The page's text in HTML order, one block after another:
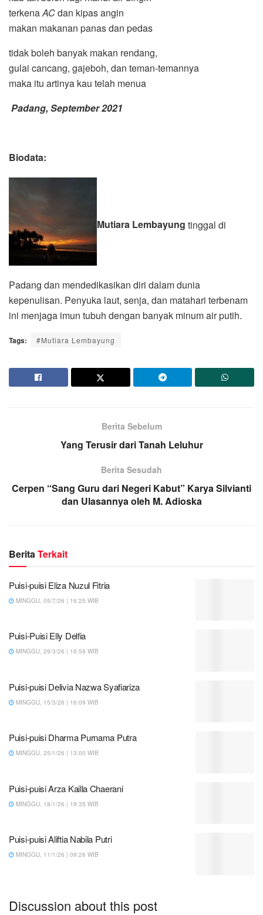
terkenaACdan kipas angin
makan makanan panas dan pedas
tidak boleh banyak makan rendang,
gulai cancang, gajeboh, dan teman-temannya
maka itu artinya kau telah menua
Padang, September 2021
Biodata:
Mutiara Lembayung tinggal di
Padang dan mendedikasikan diri dalam dunia
kepenulisan. Penyuka laut, senja, dan matahari terbenam
ini menjaga imun tubuh dengan banyak minum air putih.
Tags: #Mutiara Lembayung
Berita Sebelum
Yang Terusir dari Tanah Leluhur
Berita Sesudah
Cerpen “Sang Guru dari Negeri Kabut” Karya Silvianti
dan Ulasannya oleh M. Adioska
BeritaTerkait
Puisi-puisi Eliza Nuzul Fitria
MINGGU, 05/7/26 | 16:25 WIB
Puisi-Puisi Elly Delfia
MINGGU, 29/3/26 | 16:59 WIB
Puisi-puisi Delivia Nazwa Syafiariza
MINGGU, 15/3/26 | 16:09 WIB
Puisi-puisi Dharma Purnama Putra
MINGGU, 25/1/26 | 13:00 WIB
Puisi-puisi Arza Kailla Chaerani
MINGGU, 18/1/26 | 19:35 WIB
Puisi-puisi Aliftia Nabila Putri
MINGGU, 11/1/26 | 09:26 WIB
Discussion about this post